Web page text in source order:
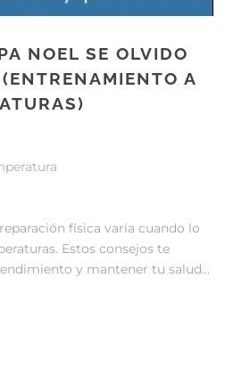
NOEL SE OLVIDO
A
física varía cuando lo
Estos consejos te
y mantener tu salud...